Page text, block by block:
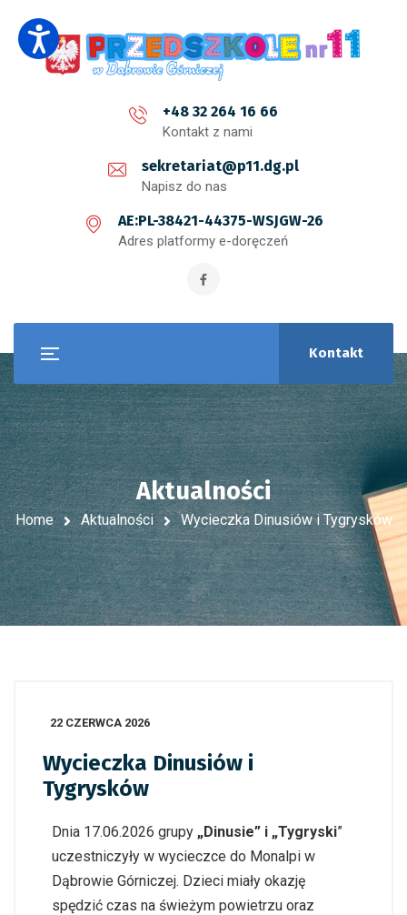
+48 32 264 16 66
Kontakt z nami
sekretariat@p11.dg.pl
Napisz do nas
AE:PL-38421-44375-WSJGW-26
Adres platformy e-doręczeń
Kontakt
Aktualności
Home Aktualności Wycieczka Dinusiów i Tygrysków
22 CZERWCA 2026
Wycieczka Dinusiów i
Tygrysków
Dnia 17.06.2026 grupy „Dinusie” i „Tygryski”
uczestniczyły w wycieczce do Monalpi w
Dąbrowie Górniczej. Dzieci miały okazję
spędzić czas na świeżym powietrzu oraz